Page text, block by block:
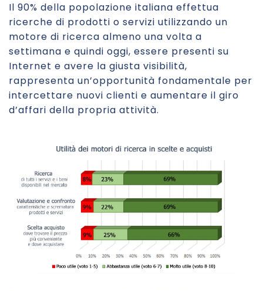
Il 90% della popolazione italiana effettua
ricerche di prodotti o servizi utilizzando un
motore di ricerca almeno una volta a
settimana e quindi oggi, essere presenti su
Internet e avere la giusta visibilità,
rappresenta un’opportunità fondamentale per
intercettare nuovi clienti e aumentare il giro
d’affari della propria attività.